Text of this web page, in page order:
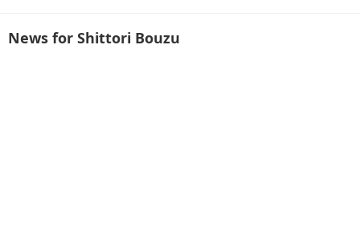
News for Shittori Bouzu